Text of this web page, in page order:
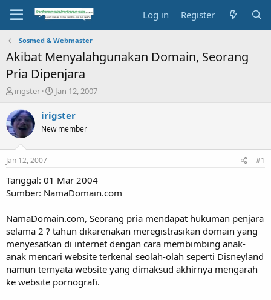
Log in Register
Sosmed & Webmaster
Akibat Menyalahgunakan Domain, Seorang
Pria Dipenjara
T
r
e
a
t
a
t
r
irigster
S
a
r
t
e
Jan 12, 2007
irigster
New member
Jan 12, 2007 #1
Tanggal: 01 Mar 2004
Sumber: NamaDomain.com
NamaDomain.com, Seorang pria mendapat hukuman penjara
selama 2 ? tahun dikarenakan meregistrasikan domain yang
menyesatkan di internet dengan cara membimbing anak-
anak mencari website terkenal seolah-olah seperti Disneyland
namun ternyata website yang dimaksud akhirnya mengarah
ke website pornografi.